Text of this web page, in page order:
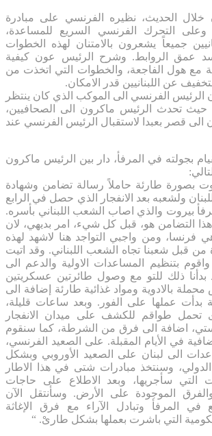
الحديث، نظيره الفرنسي على مبادرة
التحرك الفرنسي السريع للمساعدة،
جميعاً يشعرون بالامتنان لهذه الخطوات
عمق الروابط. وشرح الرئيس عون كيفية
مع هول الفاجعة، والخطوات التي اتخذت من
عن اللبنانيين قدر الامكان.
الفرنسي الى الموكب الذي كان ينتظر
حيث تحدث الرئيس ماكرون الى الصحافيين،
الى قصر بعبدا لاستقبال الرئيس الفرنسي عند
بجولته في المرفأ، دار بين الرئيس ماكرون
بصورة طارئة حاملاً رسالة تضامن وشهادة
ولشعبه بعد الانفجار الذي حصل في الرابع
بيروت والذي اصاب الشعب اللبناني بأسره.
هذا التضامن هو، قبل كل شيء، امر بديهي، لان
فرنسا، ومن واجبي التواجد هنا لاشهد لهذه
من قبل شعبنا تجاه الشعب اللبناني. وقد اتيت
بتنظيم المساعدات الاولية والدعم الى
بدأنا ذلك للتو مع وصول طائرتين عسكريتين
بالادوية ومواد غذائية طارئة إضافة الى
عملها على الفور. وبعد ساعات قليلة،
طواقم للكشف على ميدان الانفجار
اضافة الى فرق من الشرطة، كما سنقوم
في الأيام المقبلة. على الصعيد الفرنسي،
الى لبنان على الصعيد الأوروبي وبشكل
وسنتخذ مبادرات شتى في هذا الاطار
التي سأجريها، وبعد الاطلاع على حاجات
والفرق الموجودة على الأرض. وسأنتقل الآن
في المرفأ وتبادل الآراء مع فرق الإغاثة
التي باشرت بعملها بشكل طارىْ. “